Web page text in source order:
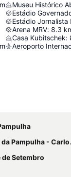
Museu Histórico
Estádio
Estádio Jornalista
Arena MRV: 8.3
Casa Kubitschek:
- Carlos Drummond de Andrade
de Setembro